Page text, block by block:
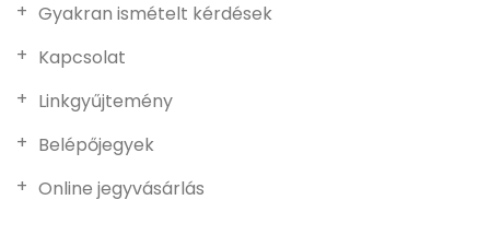
Gyakran ismételt kérdések
Kapcsolat
Linkgyűjtemény
Belépőjegyek
Online jegyvásárlás